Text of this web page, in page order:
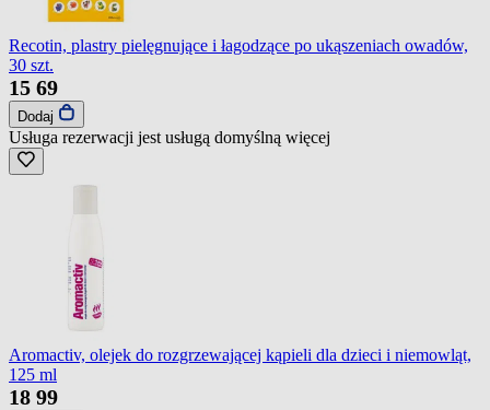
Recotin, plastry pielęgnujące i łagodzące po ukąszeniach owadów,
30 szt.
15 69
Dodaj
Usługa rezerwacji jest usługą domyślną więcej
Aromactiv, olejek do rozgrzewającej kąpieli dla dzieci i niemowląt,
125 ml
18 99